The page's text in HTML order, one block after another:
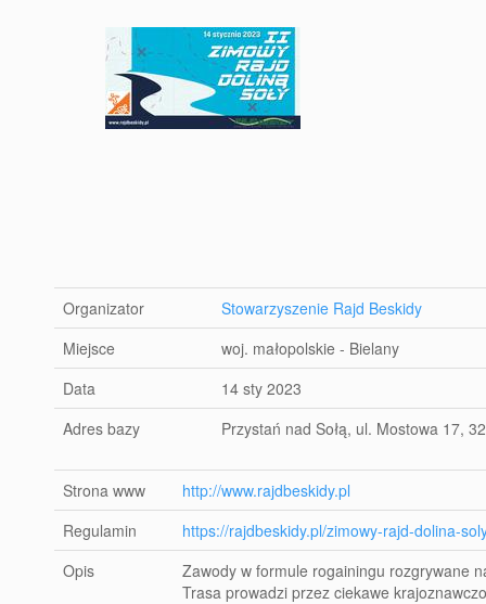
Organizator
Stowarzyszenie Rajd Beskidy
Miejsce
woj. małopolskie - Bielany
Data
14 sty 2023
Adres bazy
Przystań nad Sołą, ul. Mostowa 17,
Strona www
http://www.rajdbeskidy.pl
Regulamin
https://rajdbeskidy.pl/zimowy-rajd-dolina-
Opis
Zawody w formule rogainingu rozgrywane
Trasa prowadzi przez ciekawe